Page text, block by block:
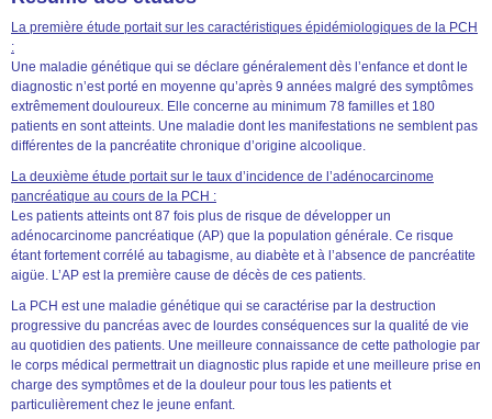
La première étude portait sur les caractéristiques épidémiologiques de la PCH
:
Une maladie génétique qui se déclare généralement dès l’enfance et dont le
diagnostic n’est porté en moyenne qu’après 9 années malgré des symptômes
extrêmement douloureux. Elle concerne au minimum 78 familles et 180
patients en sont atteints. Une maladie dont les manifestations ne semblent pas
différentes de la pancréatite chronique d’origine alcoolique.
La deuxième étude portait sur le taux d’incidence de l’adénocarcinome
pancréatique au cours de la PCH :
Les patients atteints ont 87 fois plus de risque de développer un
adénocarcinome pancréatique (AP) que la population générale. Ce risque
étant fortement corrélé au tabagisme, au diabète et à l’absence de pancréatite
aigüe. L’AP est la première cause de décès de ces patients.
La PCH est une maladie génétique qui se caractérise par la destruction
progressive du pancréas avec de lourdes conséquences sur la qualité de vie
au quotidien des patients. Une meilleure connaissance de cette pathologie par
le corps médical permettrait un diagnostic plus rapide et une meilleure prise en
charge des symptômes et de la douleur pour tous les patients et
particulièrement chez le jeune enfant.